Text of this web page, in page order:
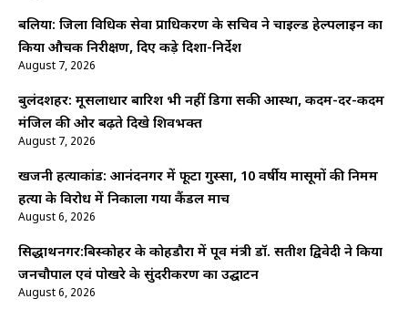
बलिया: जिला विधिक सेवा प्राधिकरण के सचिव ने चाइल्ड हेल्पलाइन का
किया औचक निरीक्षण, दिए कड़े दिशा-निर्देश
August 7, 2026
बुलंदशहर: मूसलाधार बारिश भी नहीं डिगा सकी आस्था, कदम-दर-कदम
मंजिल की ओर बढ़ते दिखे शिवभक्त
August 7, 2026
खजनी हत्याकांड: आनंदनगर में फूटा गुस्सा, 10 वर्षीय मासूमों की निर्मम
हत्या के विरोध में निकाला गया कैंडल मार्च
August 6, 2026
सिद्धार्थनगर:बिस्कोहर के कोहडौरा में पूर्व मंत्री डॉ. सतीश द्विवेदी ने किया
जनचौपाल एवं पोखरे के सुंदरीकरण का उद्घाटन
August 6, 2026